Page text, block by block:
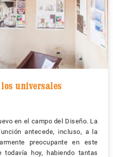
universales
en el campo del Diseño. La
antecede, incluso, a la
preocupante en este
hoy, habiendo tantas